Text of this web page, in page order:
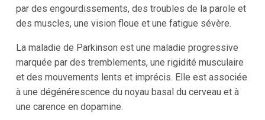
par des engourdissements, des troubles de la parole et
des muscles, une vision floue et une fatigue sévère.
La maladie de Parkinson est une maladie progressive
marquée par des tremblements, une rigidité musculaire
et des mouvements lents et imprécis. Elle est associée
à une dégénérescence du noyau basal du cerveau et à
une carence en dopamine.